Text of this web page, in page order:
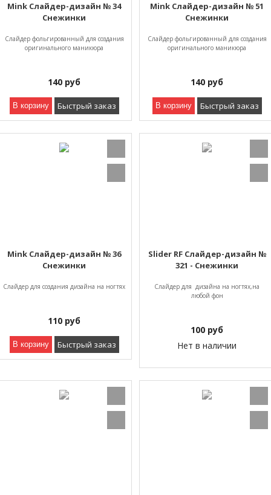
Mink Слайдер-дизайн № 34
Снежинки
Слайдер фольгированный для создания
оригинального маникюра
140 руб
В корзину Быстрый заказ
Mink Слайдер-дизайн № 51
Снежинки
Слайдер фольгированный для создания
оригинального маникюра
140 руб
В корзину Быстрый заказ
Mink Слайдер-дизайн № 36
Снежинки
Слайдер для создания дизайна на ногтях
110 руб
В корзину Быстрый заказ
Slider RF Слайдер-дизайн №
321 - Снежинки
Слайдер для дизайна на ногтях,на
любой фон
100 руб
Нет в наличии